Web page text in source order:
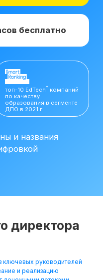
директора
ключевых руководителей
и реализацию